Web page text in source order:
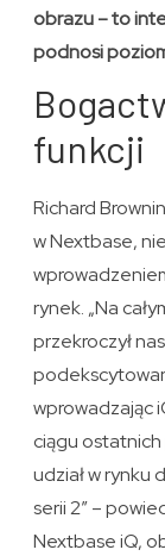
obrazu – to
podnosi
funkcji
Richard
w Nextbase,
rynek. „Na
przekroczył
wprowadzając
ciągu
udział w rynku
serii 2” –
Nextbase iQ,